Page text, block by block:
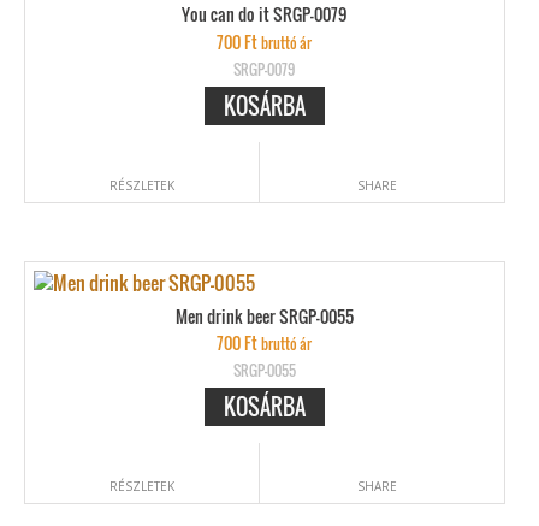
You can do it SRGP-0079
700Ftbruttó ár
SRGP-0079
KOSÁRBA
RÉSZLETEK SHARE
Men drink beer SRGP-0055
700Ft bruttó ár
SRGP-0055
KOSÁRBA
RÉSZLETEK SHARE